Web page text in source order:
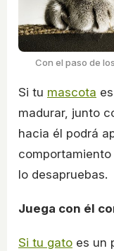
Con el paso de
Si tu mascota
madurar, junto
hacia él podrá
lo desapruebas.
Juega con él
Si tu gato es un